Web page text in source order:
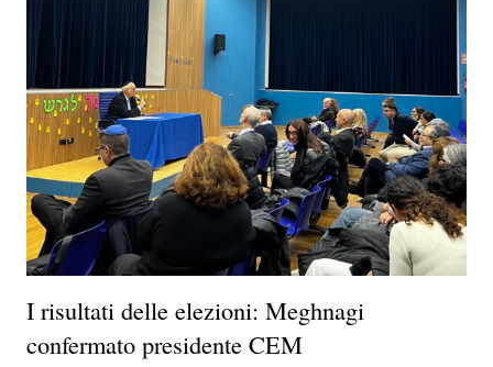
I risultati delle elezioni: Meghnagi
confermato presidente CEM